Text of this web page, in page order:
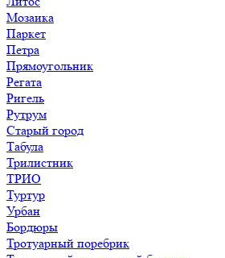
Мозаика
Паркет
Петра
Прямоугольник
Регата
Ригель
Рутрум
Старый город
Табула
Трилистник
ТРИО
Туртур
Урбан
Бордюры
Тротуарный поребрик